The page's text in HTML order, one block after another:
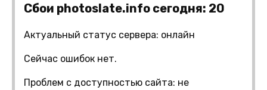
Сбои photoslate.info сегодня: 20
Актуальный статус сервера: онлайн
Сейчас ошибок нет.
Проблем с доступностью сайта: не